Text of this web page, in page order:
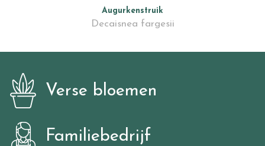
Augurkenstruik
Decaisnea fargesii
Verse bloemen
Familiebedrijf